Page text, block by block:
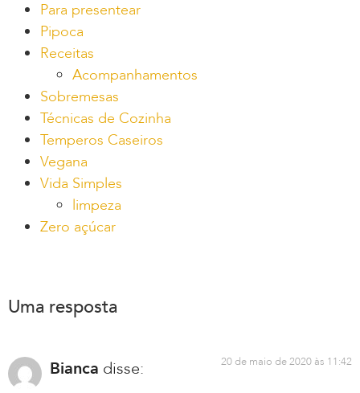
Para presentear
Pipoca
Receitas
Acompanhamentos
Sobremesas
Técnicas de Cozinha
Temperos Caseiros
Vegana
Vida Simples
limpeza
Zero açúcar
Uma resposta
Bianca disse: 20 de maio de 2020 às 11:42